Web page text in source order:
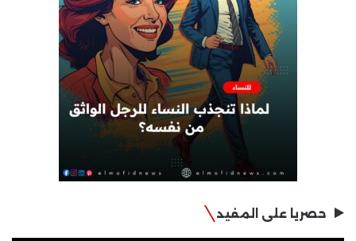
حصريا على المفيد